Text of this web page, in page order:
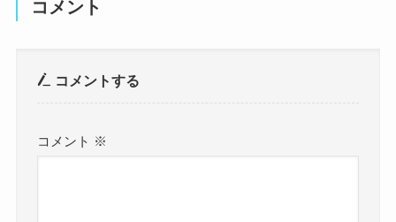
コメント
コメントする
コメント ※